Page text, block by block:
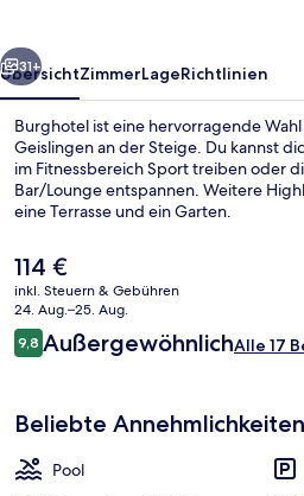
Weiter
31+
ÜbersichtZimmerLageRichtlinien
Burghotel ist eine hervorragende
Geislingen an der Steige. Du kannst
im Fitnessbereich Sport treiben oder
Bar/Lounge entspannen. Weitere
eine Terrasse und ein Garten.
Der
aktuelle
Preis
beträgt
114 €.
114 €
inkl. Steuern & Gebühren
24. Aug.–25. Aug.
Bewertungen
9,89,8 von 10.
AußergewöhnlichAlle 17
Beliebte Annehmlichkeiten
Pool